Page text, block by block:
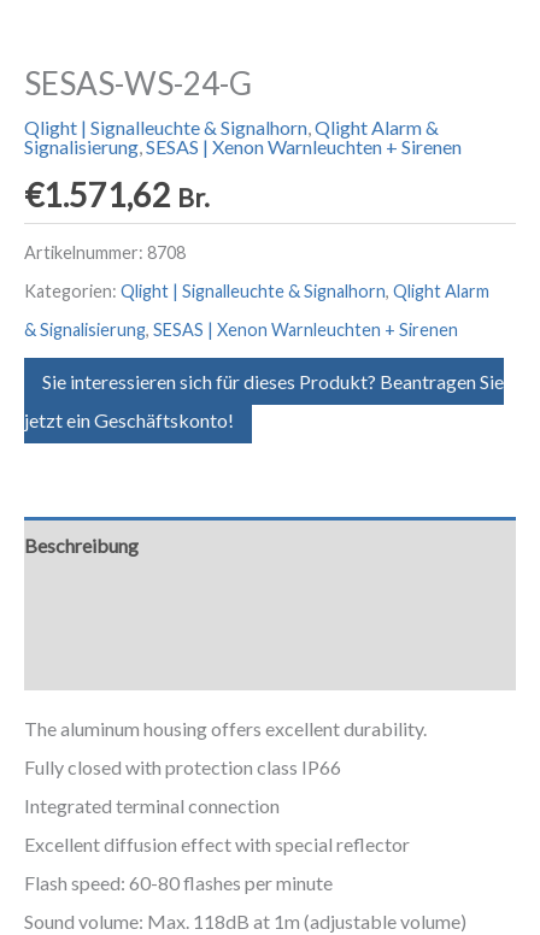
SESAS-WS-24-G
Qlight | Signalleuchte & Signalhorn,Qlight Alarm &
Signalisierung,SESAS | Xenon Warnleuchten + Sirenen
€1.571,62 Br.
Artikelnummer: 8708
Kategorien: Qlight | Signalleuchte & Signalhorn, Qlight Alarm
& Signalisierung, SESAS | Xenon Warnleuchten + Sirenen
Sie interessieren sich für dieses Produkt? Beantragen Sie
jetzt ein Geschäftskonto!
Beschreibung
The aluminum housing offers excellent durability.
Fully closed with protection class IP66
Integrated terminal connection
Excellent diffusion effect with special reflector
Flash speed: 60-80 flashes per minute
Sound volume: Max. 118dB at 1m (adjustable volume)